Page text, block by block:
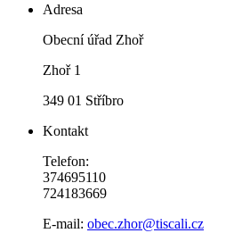
Adresa
Obecní úřad Zhoř
Zhoř 1
349 01 Stříbro
Kontakt
Telefon:
374695110
724183669
E-mail: obec.zhor@tiscali.cz